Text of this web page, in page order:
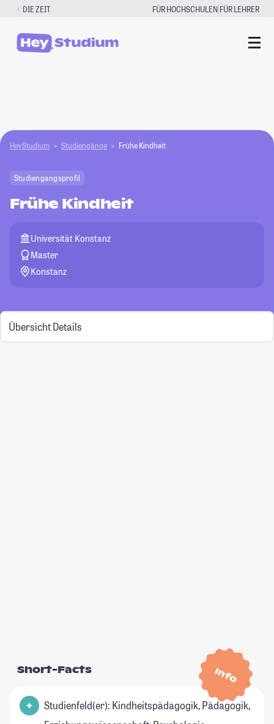
Zum
springen
DIE ZEIT FÜR HOCHSCHULEN|FÜR LEHRER
HeyStudium Studiengänge Frühe Kindheit
Studiengangsprofil
Frühe Kindheit
Universität Konstanz
Master
Konstanz
Übersicht Details
Info
Short-Facts
Studienfeld(er): Kindheitspädagogik, Pädagogik,